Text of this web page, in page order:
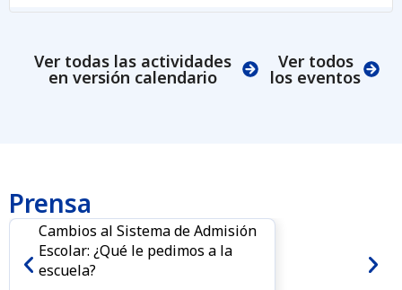
Ver todas las actividades
en versión calendario
Ver todos
los eventos
Prensa
Cambios al Sistema de Admisión
Escolar: ¿Qué le pedimos a la
escuela?